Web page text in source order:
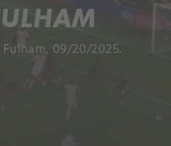
09/20/2025.